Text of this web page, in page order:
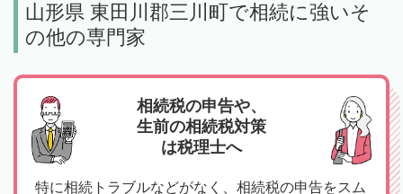
山形県 東田川郡三川町で相続に強いそ
の他の専門家
相続税の申告や、
生前の相続税対策
は税理士へ
特に相続トラブルなどがなく、相続税の申告をスム